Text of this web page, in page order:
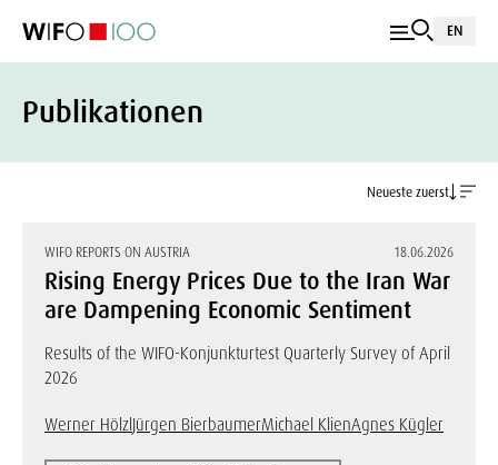
EN
Publikationen
Neueste zuerst
WIFO REPORTS ON AUSTRIA 18.06.2026
Rising Energy Prices Due to the Iran War
are Dampening Economic Sentiment
Results of the WIFO-Konjunkturtest Quarterly Survey of April
2026
Werner HölzlJürgen BierbaumerMichael KlienAgnes Kügler